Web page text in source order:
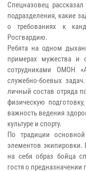
Спецназовец
подразделения, какие
о требованиях к
Росгвардию.
Ребята на одном
примерах мужества и
сотрудниками ОМОН
служебно-боевых
личный состав отряда
физическую
важность ведения
культуре и спорту.
По традиции
элементов экипировки.
на себя образ бойца
гостя о